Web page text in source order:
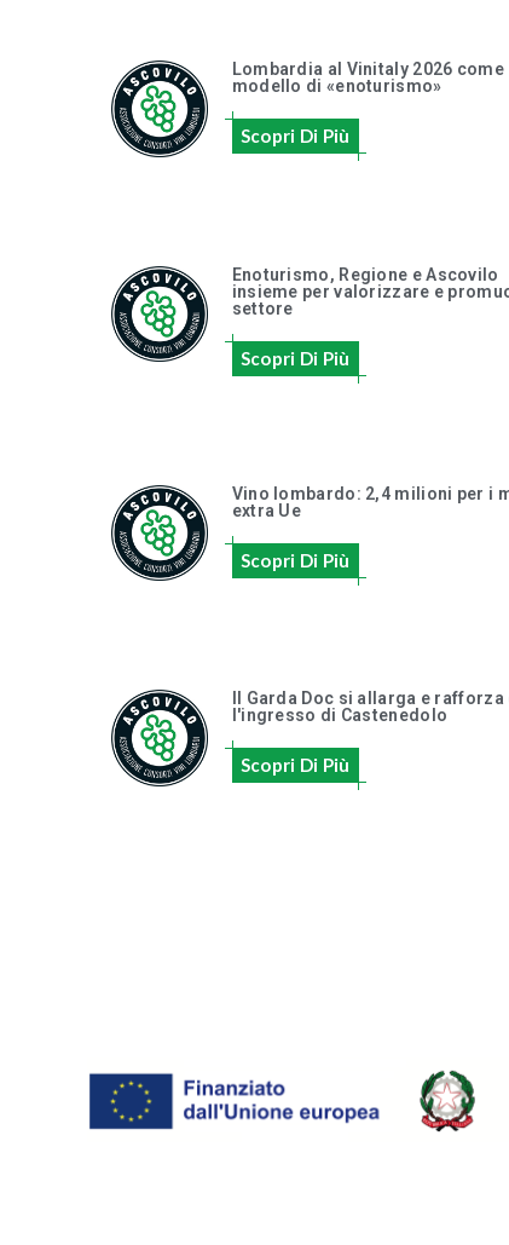
Lombardia al Vinitaly 2026 come
modello di «enoturismo»
Scopri Di Più
Enoturismo, Regione e Ascovilo
insieme per valorizzare e
settore
Scopri Di Più
Vino lombardo: 2,4 milioni per i
extra Ue
Scopri Di Più
Il Garda Doc si allarga e rafforza
l'ingresso di Castenedolo
Scopri Di Più